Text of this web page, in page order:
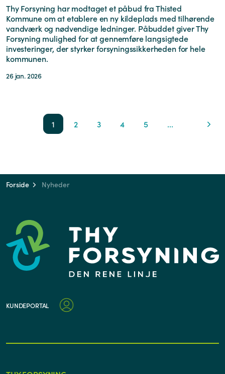
Thy Forsyning har modtaget et påbud fra Thisted
Kommune om at etablere en ny kildeplads med tilhørende
vandværk og nødvendige ledninger. Påbuddet giver Thy
Forsyning mulighed for at gennemføre langsigtede
investeringer, der styrker forsyningssikkerheden for hele
kommunen.
26 jan. 2026
1 2 3 4 5 ...
Forside Nyheder
KUNDEPORTAL